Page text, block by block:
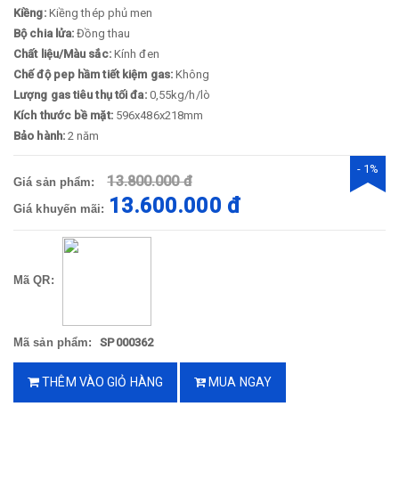
Kiềng: Kiềng thép phủ men
Bộ chia lửa:Đồng thau
Chất liệu/Màu sắc:Kính đen
Chế độ pep hầm tiết kiệm gas:Không
Lượng gas tiêu thụ tối đa: 0,55kg/h/lò
Kích thước bề mặt:596x486x218mm
Bảo hành: 2 năm
Giá sản phẩm: 13.800.000 đ
Giá khuyến mãi: 13.600.000 đ
- 1%
Mã QR:
Mã sản phẩm: SP000362
THÊM VÀO GIỎ HÀNG MUA NGAY